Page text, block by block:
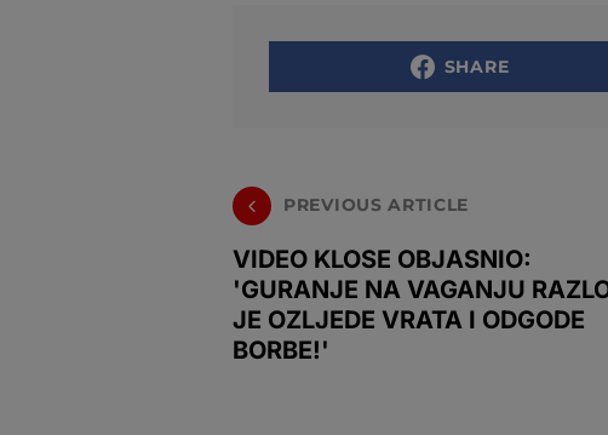
SHARE
PREVIOUS ARTICLE
VIDEO KLOSE OBJASNIO:
'GURANJE NA VAGANJU
JE OZLJEDE VRATA I ODGODE
BORBE!'